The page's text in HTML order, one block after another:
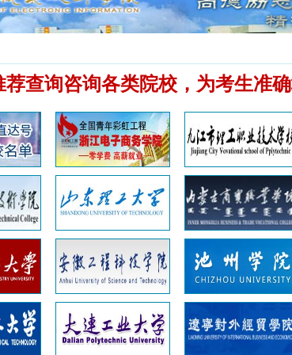
查询咨询各类院校，为考生准